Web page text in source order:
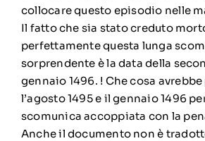
collocare questo episodio nelle
Il fatto che sia stato creduto
perfettamente questa lunga
sorprendente è la data della
gennaio 1496. ! Che cosa
l’agosto 1495 e il gennaio 1496
scomunica accoppiata con la
Anche il documento non è